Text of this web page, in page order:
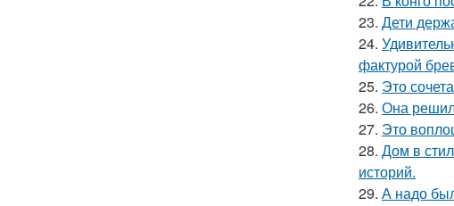
23. Дети
24.
фактурой
25. Это
26. Она
27. Это
28. Дом в
историй.
29. А надо